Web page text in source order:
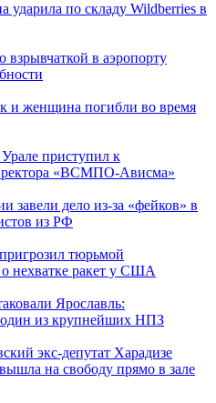
ударила по складу Wildberries в
взрывчаткой в аэропорту
и женщина погибли во время
приступил к
«ВСМПО-Ависма»
завели дело из-за «фейков» в
из РФ
тюрьмой
нехватке ракет у США
Ярославль:
один из крупнейших НПЗ
экс-депутат Харадизе
на свободу прямо в зале